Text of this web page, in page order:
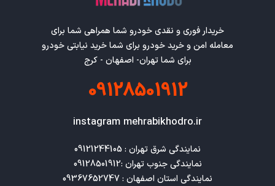
خریدار فوری و نقدی خودرو شما همراهی شما برای
معامله امن و خرید خودرو برای شما خرید نیابتی خودرو
برای شما تهران- اصفهان - کرج
09128501912
instagram mehrabikhodro.ir
نمایندگی استان اصفهان : 09367652747